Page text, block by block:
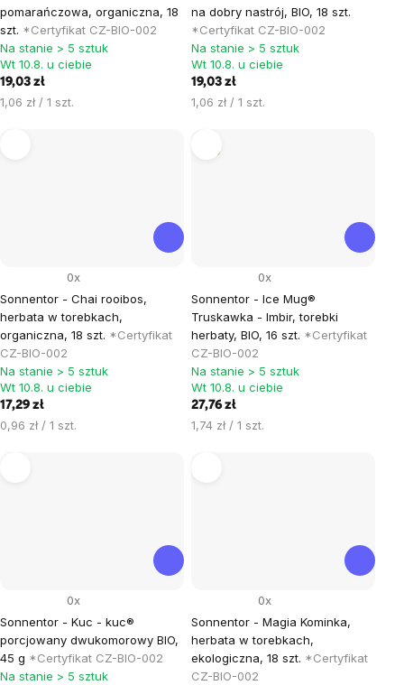
pomarańczowa, organiczna, 18
szt. *Certyfikat CZ-BIO-002
Na stanie > 5 sztuk
Wt 10.8. u ciebie
19,03 zł
Cena
1,06 zł / 1 szt.
na dobry nastrój, BIO, 18 szt.
*Certyfikat CZ-BIO-002
Na stanie > 5 sztuk
Wt 10.8. u ciebie
19,03 zł
Cena
1,06 zł / 1 szt.
Sonnentor - Chai rooibos,
herbata w torebkach,
organiczna, 18 szt. *Certyfikat
CZ-BIO-002
0x
Na stanie > 5 sztuk
Wt 10.8. u ciebie
17,29 zł
Cena
0,96 zł / 1 szt.
Sonnentor - Ice Mug®
Truskawka - Imbir, torebki
herbaty, BIO, 16 szt. *Certyfikat
CZ-BIO-002
0x
Na stanie > 5 sztuk
Wt 10.8. u ciebie
27,76 zł
Cena
1,74 zł / 1 szt.
Sonnentor - Kuc - kuc®
porcjowany dwukomorowy BIO,
45 g *Certyfikat CZ-BIO-002
0x
Na stanie > 5 sztuk
Sonnentor - Magia Kominka,
herbata w torebkach,
ekologiczna, 18 szt. *Certyfikat
CZ-BIO-002
0x